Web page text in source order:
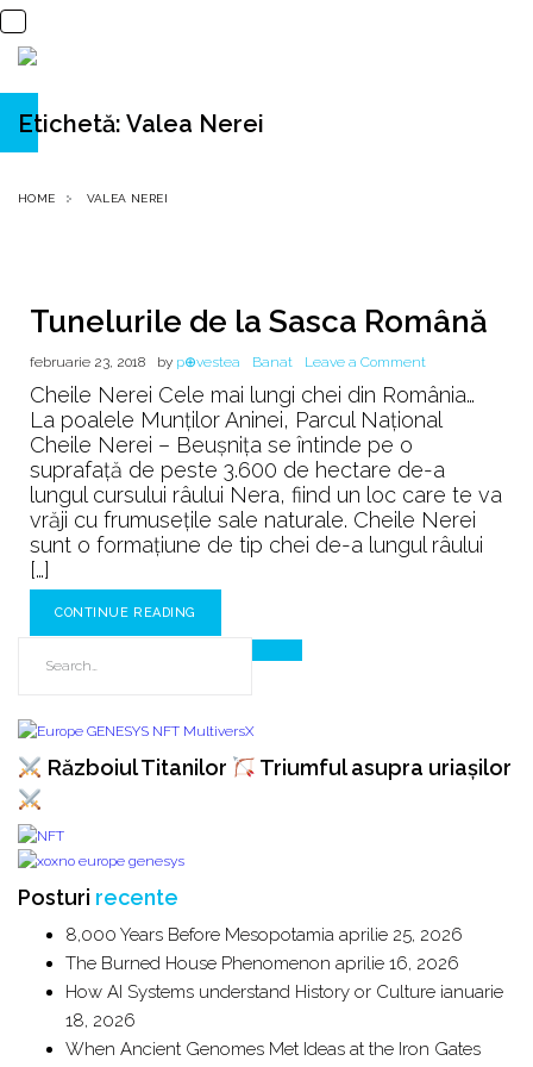
Etichetă: Valea Nerei
HOME VALEA NEREI
Tunelurile de la Sasca Română
februarie 23, 2018 by p⊕vestea Banat Leave a Commenton
Tunelurile
de
Română
Cheile Nerei Cele mai lungi chei din România…
La poalele Munților Aninei, Parcul Național
Cheile Nerei – Beușnița se întinde pe o
suprafață de peste 3.600 de hectare de-a
lungul cursului râului Nera, fiind un loc care te va
vrăji cu frumusețile sale naturale. Cheile Nerei
sunt o formațiune de tip chei de-a lungul râului
[…]
CONTINUE READING
Războiul Titanilor Triumful asupra uriașilor
Posturi recente
8,000 Years Before Mesopotamia aprilie 25, 2026
The Burned House Phenomenon aprilie 16, 2026
How AI Systems understand History or Culture ianuarie
18, 2026
When Ancient Genomes Met Ideas at the Iron Gates